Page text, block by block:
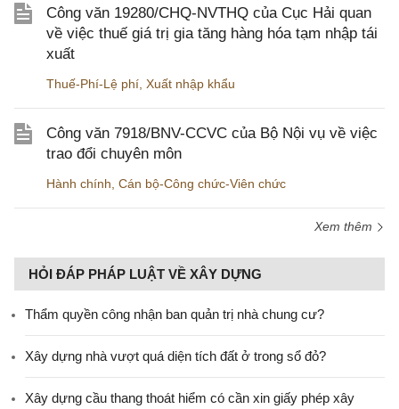
Công văn 19280/CHQ-NVTHQ của Cục Hải quan
về việc thuế giá trị gia tăng hàng hóa tạm nhập tái
xuất
Thuế-Phí-Lệ phí Xuất nhập khẩu
Công văn 7918/BNV-CCVC của Bộ Nội vụ về việc
trao đổi chuyên môn
Hành chính Cán bộ-Công chức-Viên chức
Xem thêm
HỎI ĐÁP PHÁP LUẬT VỀ XÂY DỰNG
Thẩm quyền công nhận ban quản trị nhà chung cư?
Xây dựng nhà vượt quá diện tích đất ở trong sổ đỏ?
Xây dựng cầu thang thoát hiểm có cần xin giấy phép xây